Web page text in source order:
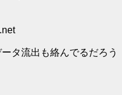
タ流出も絡んでるだろう